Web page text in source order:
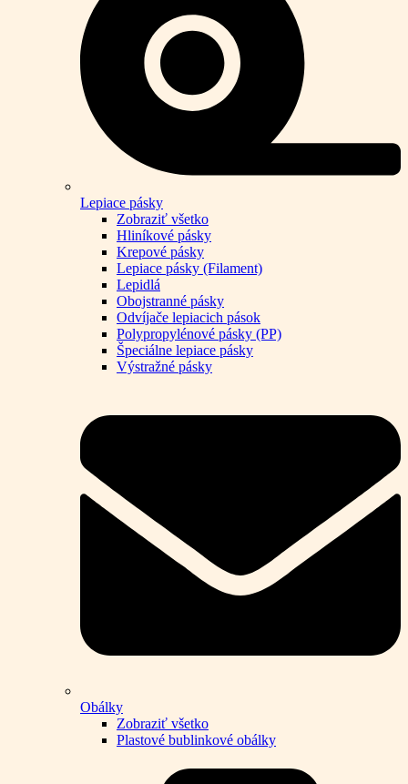
Lepiace pásky
Zobraziť všetko
Hliníkové pásky
Krepové pásky
Lepiace pásky (Filament)
Lepidlá
Obojstranné pásky
Odvíjače lepiacich pások
Polypropylénové pásky (PP)
Špeciálne lepiace pásky
Výstražné pásky
Obálky
Zobraziť všetko
Plastové bublinkové obálky